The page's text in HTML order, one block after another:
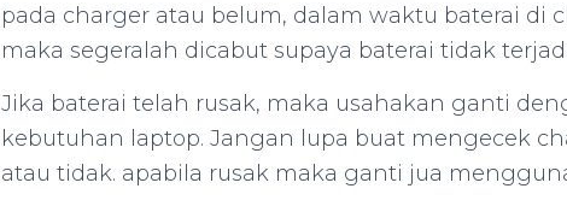
pada charger atau belum, dalam waktu baterai di
maka segeralah dicabut supaya baterai tidak
Jika baterai telah rusak, maka usahakan ganti
kebutuhan laptop. Jangan lupa buat mengecek
atau tidak. apabila rusak maka ganti jua